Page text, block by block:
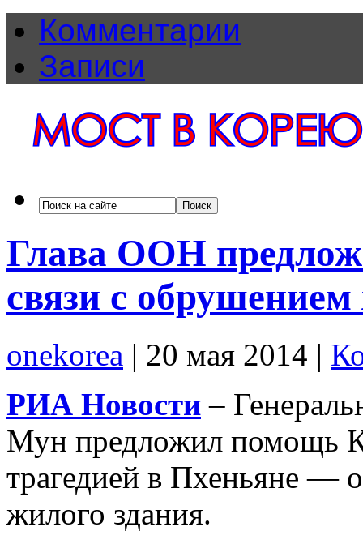
Комментарии
Записи
Глава ООН
связи с
onekorea | 20 мая 2014 |
РИА Новости –
Мун предложил помощь
трагедией в Пхеньяне —
жилого здания.